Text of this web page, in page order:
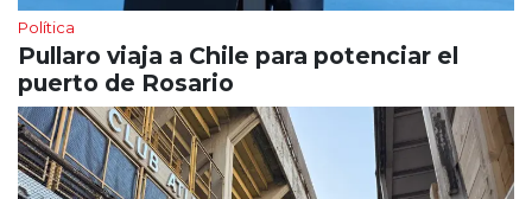
Política
Pullaro viaja a Chile para potenciar el
puerto de Rosario